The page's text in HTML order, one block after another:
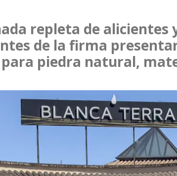
repleta de alicientes
de la firma
piedra natural,